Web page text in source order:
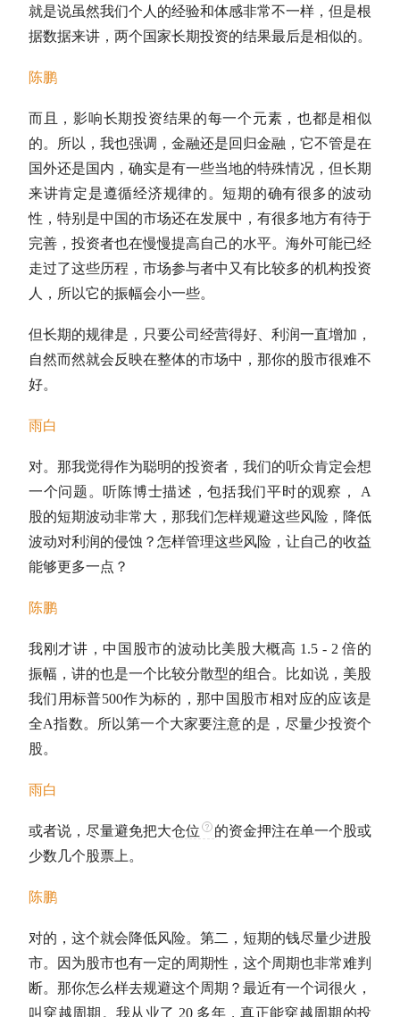
就是说虽然我们个人的经验和体感非常不一样，但是根
据数据来讲，两个国家长期投资的结果最后是相似的。
陈鹏
而且，影响长期投资结果的每一个元素，也都是相似
的。所以，我也强调，金融还是回归金融，它不管是在
国外还是国内，确实是有一些当地的特殊情况，但长期
来讲肯定是遵循经济规律的。短期的确有很多的波动
性，特别是中国的市场还在发展中，有很多地方有待于
完善，投资者也在慢慢提高自己的水平。海外可能已经
走过了这些历程，市场参与者中又有比较多的机构投资
人，所以它的振幅会小一些。
但长期的规律是，只要公司经营得好、利润一直增加，
自然而然就会反映在整体的市场中，那你的股市很难不
好。
雨白
对。那我觉得作为聪明的投资者，我们的听众肯定会想
一个问题。听陈博士描述，包括我们平时的观察， A
股的短期波动非常大，那我们怎样规避这些风险，降低
波动对利润的侵蚀？怎样管理这些风险，让自己的收益
能够更多一点？
陈鹏
我刚才讲，中国股市的波动比美股大概高 1.5 - 2 倍的
振幅，讲的也是一个比较分散型的组合。比如说，美股
我们用标普500作为标的，那中国股市相对应的应该是
全A指数。所以第一个大家要注意的是，尽量少投资个
股。
雨白
或者说，尽量避免把大仓位
的资金押注在单一个股或
少数几个股票上。
陈鹏
对的，这个就会降低风险。第二，短期的钱尽量少进股
市。因为股市也有一定的周期性，这个周期也非常难判
断。那你怎么样去规避这个周期？最近有一个词很火，
叫穿越周期。我从业了 20 多年，真正能穿越周期的投